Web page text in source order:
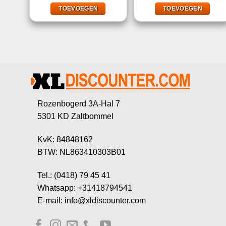
€47,99.
TOEVOEGEN
€59,95.
TOEVOEGEN
Rozenbogerd 3A-Hal 7
5301 KD Zaltbommel
KvK: 84848162
BTW: NL863410303B01
Tel.: (0418) 79 45 41
Whatsapp: +31418794541
E-mail: info@xldiscounter.com